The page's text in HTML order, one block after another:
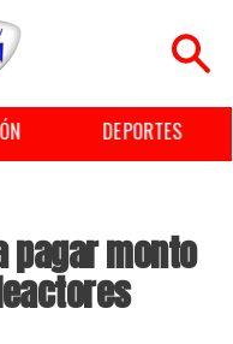
DEPORTES
pagar monto